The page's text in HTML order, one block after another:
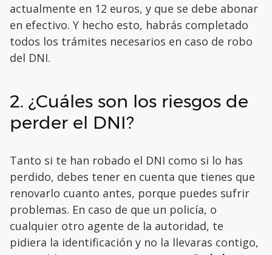
actualmente en 12 euros, y que se debe abonar
en efectivo. Y hecho esto, habrás completado
todos los trámites necesarios en caso de robo
del DNI.
2. ¿Cuáles son los riesgos de
perder el DNI?
Tanto si te han robado el DNI como si lo has
perdido, debes tener en cuenta que tienes que
renovarlo cuanto antes, porque puedes sufrir
problemas. En caso de que un policía, o
cualquier otro agente de la autoridad, te
pidiera la identificación y no la llevaras contigo,